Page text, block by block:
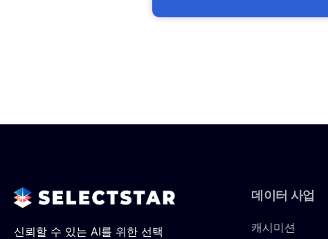
신뢰할 수 있는 AI를 위한 선택
데이터 사업
캐시미션